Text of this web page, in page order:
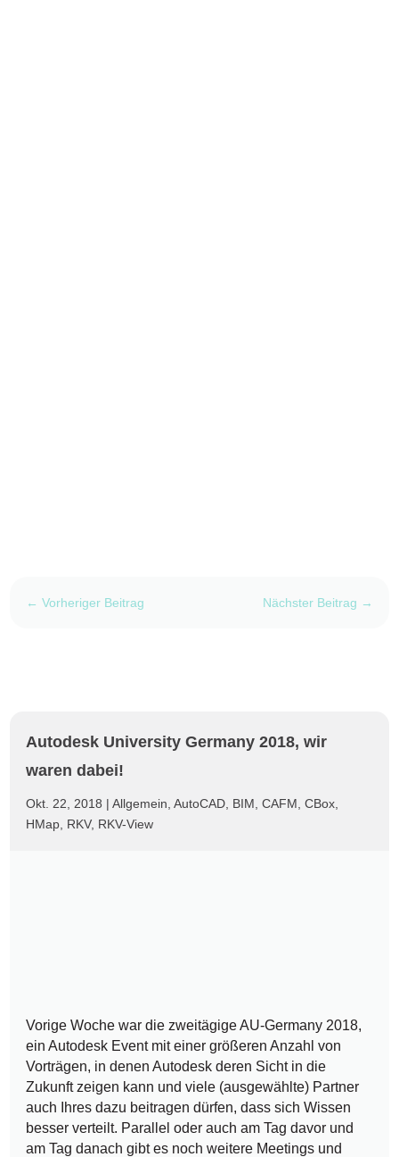
←Vorheriger Beitrag Nächster Beitrag →
Autodesk University Germany 2018, wir
waren dabei!
Okt. 22, 2018 |Allgemein ,AutoCAD BIM ,CAFM ,CBox
HMap RKV, RKV-View
Vorige Woche war die zweitägige AU-Germany 2018,
ein Autodesk Event mit einer größeren Anzahl von
Vorträgen, in denen Autodesk deren Sicht in die
Zukunft zeigen kann und viele (ausgewählte) Partner
auch Ihres dazu beitragen dürfen, dass sich Wissen
besser verteilt. Parallel oder auch am Tag davor und
am Tag danach gibt es noch weitere Meetings und